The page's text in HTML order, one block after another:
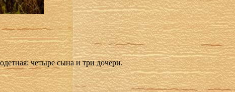
четыре сына и три дочери.